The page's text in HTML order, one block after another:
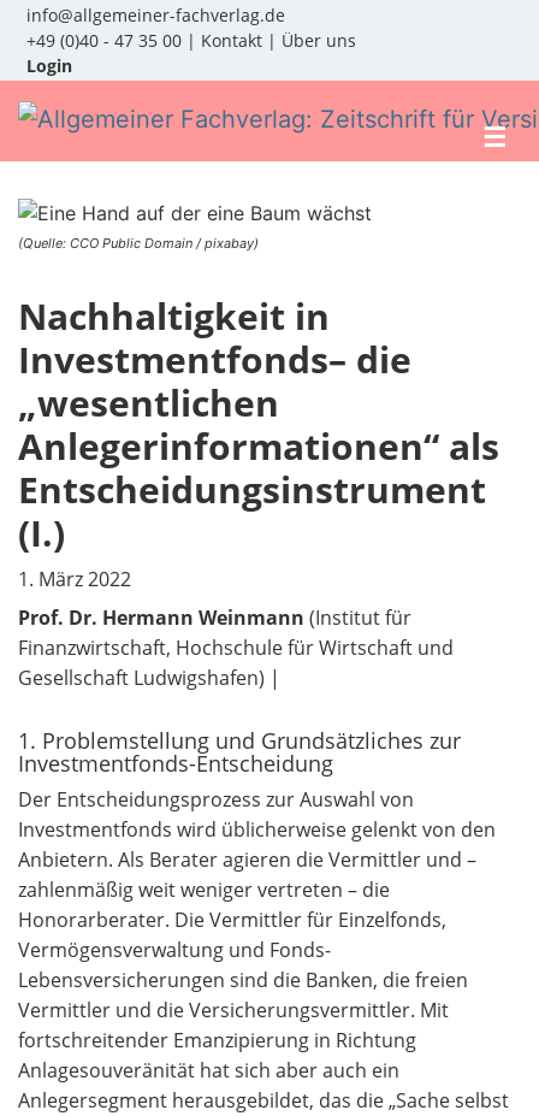
info@allgemeiner-fachverlag.de
+49 (0)40 - 47 35 00 | Kontakt | Über uns
Login
☰
(Quelle: CCO Public Domain / pixabay)
Nachhaltigkeit in
Investmentfonds– die
„wesentlichen
Anlegerinformationen“ als
Entscheidungsinstrument
(I.)
1. März 2022
Prof. Dr. Hermann Weinmann (Institut für
Finanzwirtschaft, Hochschule für Wirtschaft und
Gesellschaft Ludwigshafen) |
1. Problemstellung und Grundsätzliches zur
Investmentfonds-Entscheidung
Der Entscheidungsprozess zur Auswahl von
Investmentfonds wird üblicherweise gelenkt von den
Anbietern. Als Berater agieren die Vermittler und –
zahlenmäßig weit weniger vertreten – die
Honorarberater. Die Vermittler für Einzelfonds,
Vermögensverwaltung und Fonds-
Lebensversicherungen sind die Banken, die freien
Vermittler und die Versicherungsvermittler. Mit
fortschreitender Emanzipierung in Richtung
Anlagesouveränität hat sich aber auch ein
Anlegersegment herausgebildet, das die „Sache selbst